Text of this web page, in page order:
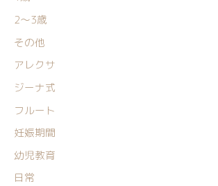
2〜3歳
その他
アレクサ
ジーナ式
フルート
妊娠期間
幼児教育
日常